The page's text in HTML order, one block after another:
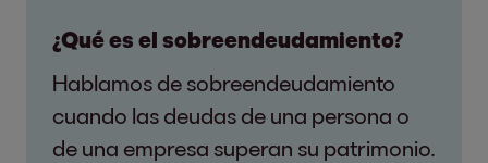
¿Qué es el sobreendeudamiento?
Hablamos de sobreendeudamiento
cuando las deudas de una persona o
de una empresa superan su patrimonio.